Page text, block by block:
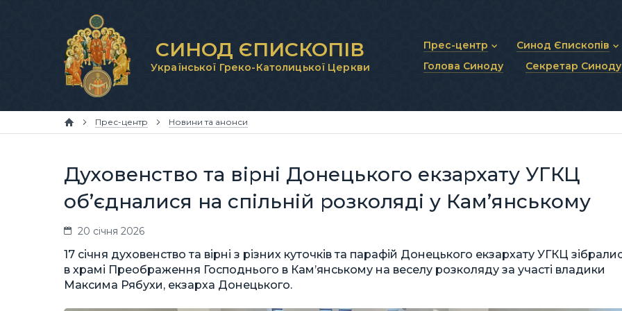
СИНОД ЄПИСКОПІВ
Української Греко-Католицької Церкви
Прес-центр
Новини та анонси
Синод Єпископів
Статут Синоду
Синодальні органи
Голова Синоду Секретар Синоду
Прес-центр Новини та анонси
Духовенство та вірні Донецького екзархату УГКЦ
об’єдналися на спільній розколяді у Кам’янському
20 січня 2026
17 січня духовенство та вірні з різних куточків та парафій Донецького екзархату УГКЦ
в храмі Преображення Господнього в Кам’янському на веселу розколяду за участі владики
Максима Рябухи, екзарха Донецького.